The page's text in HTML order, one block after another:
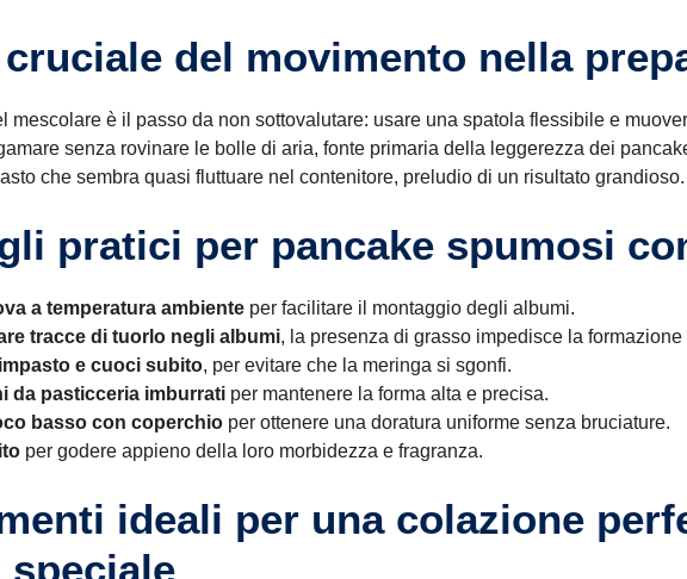
del movimento nella
mescolare è il passo da non sottovalutare: usare una spatola flessibile e
senza rovinare le bolle di aria, fonte primaria della leggerezza dei
che sembra quasi fluttuare nel contenitore, preludio di un risultato grandioso.
pratici per pancake spumosi
a temperatura ambiente per facilitare il montaggio degli albumi.
tracce di tuorlo negli albumi, la presenza di grasso impedisce la
e cuoci subito, per evitare che la meringa si sgonfi.
da pasticceria imburrati per mantenere la forma alta e precisa.
basso con coperchio per ottenere una doratura uniforme senza bruciature.
per godere appieno della loro morbidezza e fragranza.
ideali per una colazione
speciale